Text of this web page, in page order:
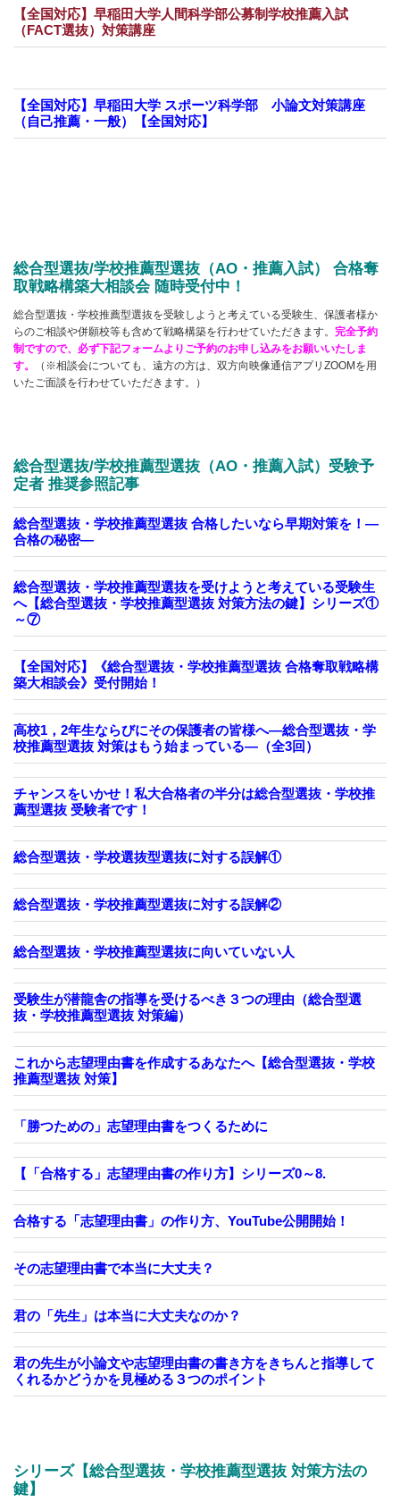
【全国対応】早稲田大学人間科学部公募制学校推薦入試
（FACT選抜）対策講座
【全国対応】早稲田大学 スポーツ科学部 小論文対策講座
（自己推薦・一般）【全国対応】
総合型選抜/学校推薦型選抜（AO・推薦入試） 合格奪
取戦略構築大相談会 随時受付中！
総合型選抜・学校推薦型選抜を受験しようと考えている受験生、保護者様か
らのご相談や併願校等も含めて戦略構築を行わせていただきます。 完全予約
制ですので、必ず下記フォームよりご予約のお申し込みをお願いいたしま
す。
（※相談会についても、遠方の方は、双方向映像通信アプリZOOMを用
いたご面談を行わせていただきます。）
総合型選抜/学校推薦型選抜（AO・推薦入試）受験予
定者 推奨参照記事
総合型選抜・学校推薦型選抜 合格したいなら早期対策を！—
合格の秘密—
総合型選抜・学校推薦型選抜を受けようと考えている受験生
へ【総合型選抜・学校推薦型選抜 対策方法の鍵】シリーズ①
～⑦
【全国対応】《総合型選抜・学校推薦型選抜 合格奪取戦略構
築大相談会》受付開始！
高校1，2年生ならびにその保護者の皆様へ―総合型選抜・学
校推薦型選抜 対策はもう始まっている―（全3回）
チャンスをいかせ！私大合格者の半分は総合型選抜・学校推
薦型選抜 受験者です！
総合型選抜・学校選抜型選抜に対する誤解①
総合型選抜・学校推薦型選抜に対する誤解②
総合型選抜・学校推薦型選抜に向いていない人
受験生が潜龍舎の指導を受けるべき３つの理由（総合型選
抜・学校推薦型選抜 対策編）
これから志望理由書を作成するあなたへ【総合型選抜・学校
推薦型選抜 対策】
「勝つための」志望理由書をつくるために
【「合格する」志望理由書の作り方】シリーズ0～8.
合格する「志望理由書」の作り方、YouTube公開開始！
その志望理由書で本当に大丈夫？
君の「先生」は本当に大丈夫なのか？
君の先生が小論文や志望理由書の書き方をきちんと指導して
くれるかどうかを見極める３つのポイント
シリーズ【総合型選抜・学校推薦型選抜 対策方法の
鍵】